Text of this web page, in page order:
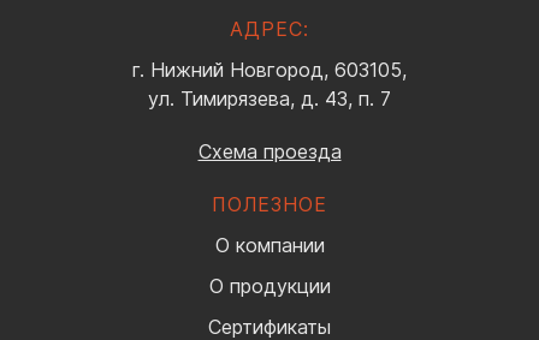
АДРЕС:
г. Нижний Новгород, 603105,
ул. Тимирязева, д. 43, п. 7
Схема проезда
ПОЛЕЗНОЕ
О компании
О продукции
Сертификаты